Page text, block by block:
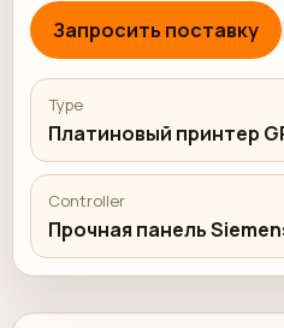
Запросить поставку
Type
Платиновый принтер
Controller
Прочная панель